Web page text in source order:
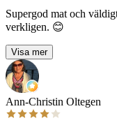
Supergod mat och
verkligen. 😊
Visa mer
Ann-Christin Oltegen